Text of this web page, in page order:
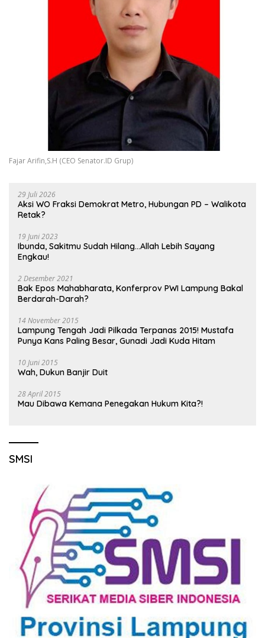
Fajar Arifin,S.H (CEO Senator.ID Grup)
29 Juli 2026
Aksi WO Fraksi Demokrat Metro, Hubungan PD – Walikota
Retak?
19 Juni 2023
Ibunda, Sakitmu Sudah Hilang…Allah Lebih Sayang
Engkau!
2 Desember 2021
Bak Epos Mahabharata, Konferprov PWI Lampung Bakal
Berdarah-Darah?
14 November 2015
Lampung Tengah Jadi Pilkada Terpanas 2015! Mustafa
Punya Kans Paling Besar, Gunadi Jadi Kuda Hitam
10 Juni 2015
Wah, Dukun Banjir Duit
28 April 2015
Mau Dibawa Kemana Penegakan Hukum Kita?!
SMSI